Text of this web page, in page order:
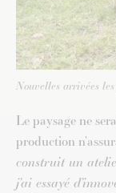
Nouvelles arrivées les
Le paysage ne
production
construit un
j’ai essayé